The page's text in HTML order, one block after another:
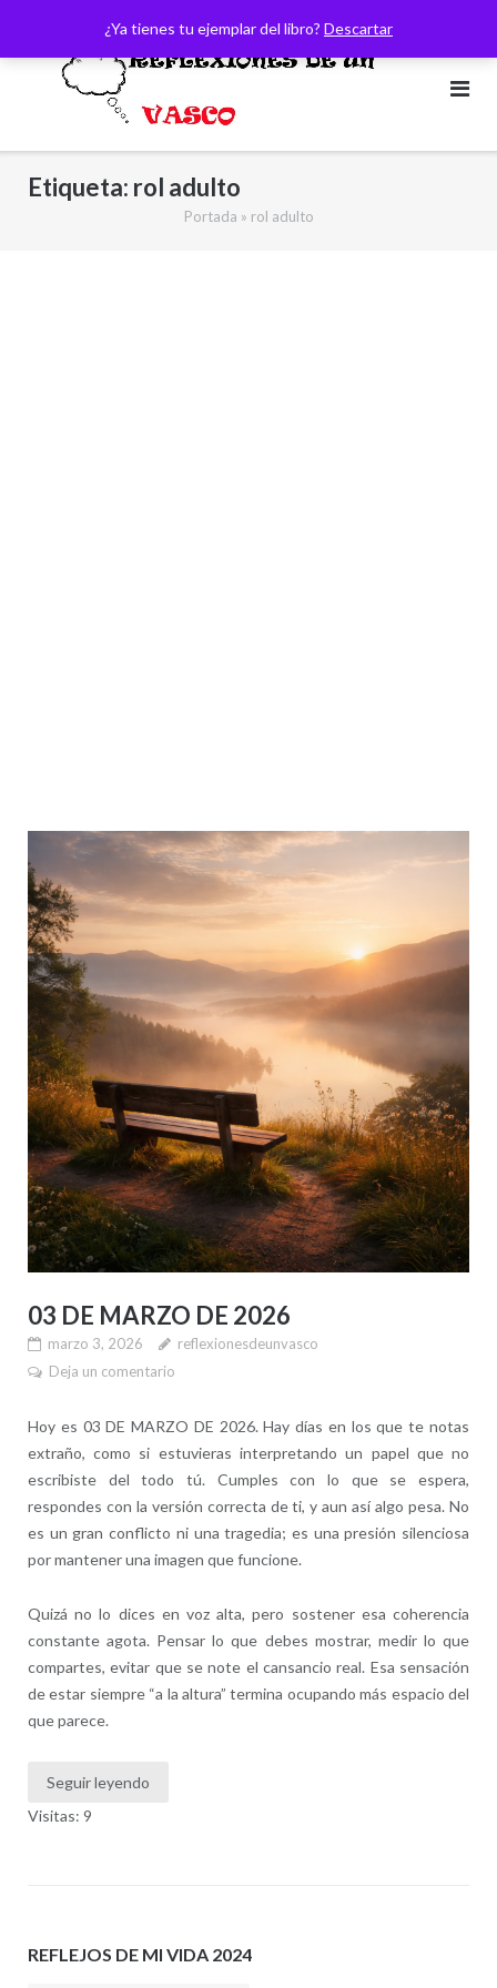
¿Ya tienes tu ejemplar del libro? Descartar
contenido
Etiqueta: rol adulto
Portada » rol adulto
03 DE MARZO DE 2026
marzo 3, 2026
reflexionesdeunvasco
Deja un comentario
Hoy es 03 DE MARZO DE 2026. Hay días en los que te notas
extraño, como si estuvieras interpretando un papel que no
escribiste del todo tú. Cumples con lo que se espera,
respondes con la versión correcta de ti, y aun así algo pesa. No
es un gran conflicto ni una tragedia; es una presión silenciosa
por mantener una imagen que funcione.
Quizá no lo dices en voz alta, pero sostener esa coherencia
constante agota. Pensar lo que debes mostrar, medir lo que
compartes, evitar que se note el cansancio real. Esa sensación
de estar siempre “a la altura” termina ocupando más espacio del
que parece.
Seguir leyendo
Visitas: 9
REFLEJOS DE MI VIDA 2024